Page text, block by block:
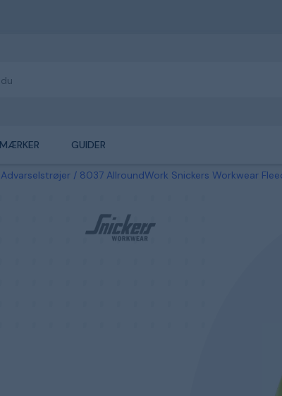
GUIDER
Advarselstrøjer 8037 AllroundWork Snickers Workwear